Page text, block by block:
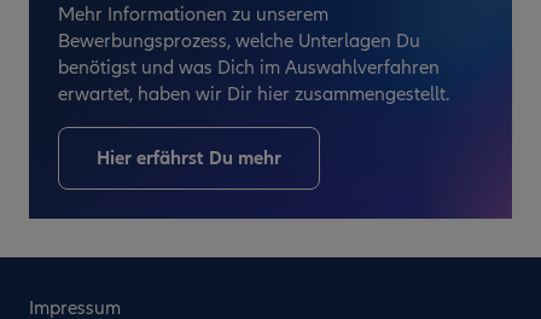
Mehr Informationen zu unserem
Bewerbungsprozess, welche Unterlagen Du
benötigst und was Dich im Auswahlverfahren
erwartet, haben wir Dir hier zusammengestellt.
Hier erfährst Du mehr
Impressum